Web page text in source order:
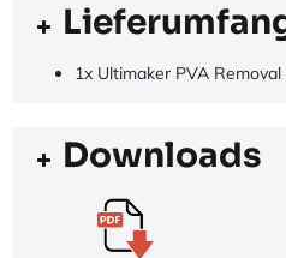
1x Ultimaker PVA
Downloads